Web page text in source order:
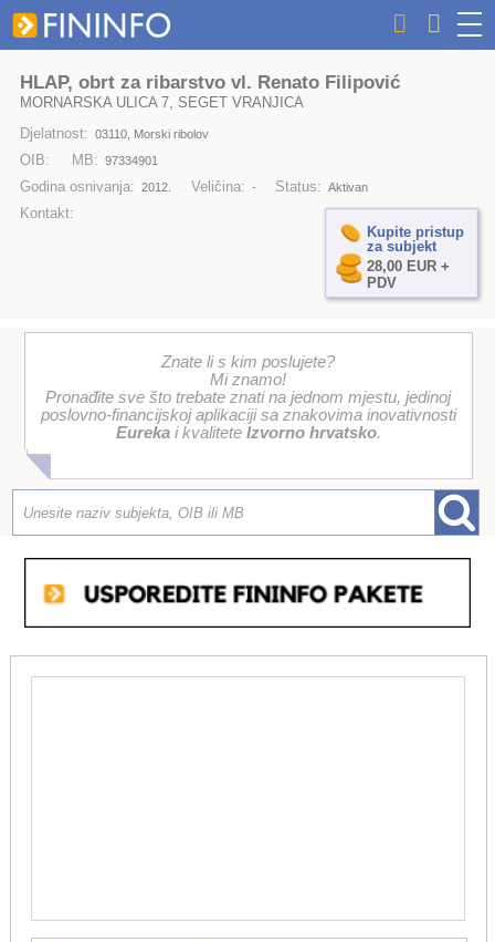
HLAP, obrt za ribarstvo vl. Renato Filipović
MORNARSKA ULICA 7, SEGET VRANJICA
Djelatnost: 03110, Morski ribolov
OIB: MB: 97334901
Godina osnivanja: 2012. Veličina: - Status: Aktivan
Kontakt:
Kupite pristup
za subjekt
28,00 EUR +
PDV
Znate li s kim poslujete?
Mi znamo!
Pronađite sve što trebate znati na jednom mjestu, jedinoj
poslovno-financijskoj aplikaciji sa znakovima inovativnosti
Eurekai kvalitete Izvorno hrvatsko.